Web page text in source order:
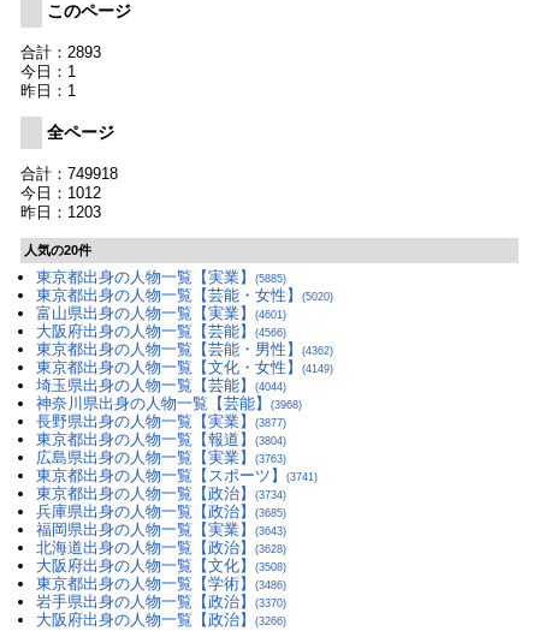
このページ
合計：2893
今日：1
昨日：1
全ページ
合計：749918
今日：1012
昨日：1203
人気の20件
東京都出身の人物一覧【実業】 (5885)
東京都出身の人物一覧【芸能・女性】 (5020)
富山県出身の人物一覧【実業】 (4601)
大阪府出身の人物一覧【芸能】 (4566)
東京都出身の人物一覧【芸能・男性】 (4362)
東京都出身の人物一覧【文化・女性】 (4149)
埼玉県出身の人物一覧【芸能】 (4044)
神奈川県出身の人物一覧【芸能】 (3968)
長野県出身の人物一覧【実業】 (3877)
東京都出身の人物一覧【報道】 (3804)
広島県出身の人物一覧【実業】 (3763)
東京都出身の人物一覧【スポーツ】 (3741)
東京都出身の人物一覧【政治】 (3734)
兵庫県出身の人物一覧【政治】 (3685)
福岡県出身の人物一覧【実業】 (3643)
北海道出身の人物一覧【政治】 (3628)
大阪府出身の人物一覧【文化】 (3508)
東京都出身の人物一覧【学術】 (3486)
岩手県出身の人物一覧【政治】 (3370)
大阪府出身の人物一覧【政治】 (3266)